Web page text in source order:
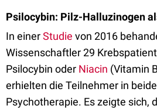
Psilocybin: Pilz-Halluzinogen
In einerStudie von 2016
Wissenschaftler 29
Psilocybin oder Niacin (Vitamin
erhielten die Teilnehmer in
Psychotherapie. Es zeigte sich,